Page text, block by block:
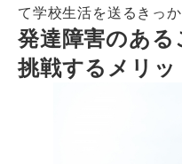
て学校生活を送るきっ
発達障害のある
挑戦するメリッ